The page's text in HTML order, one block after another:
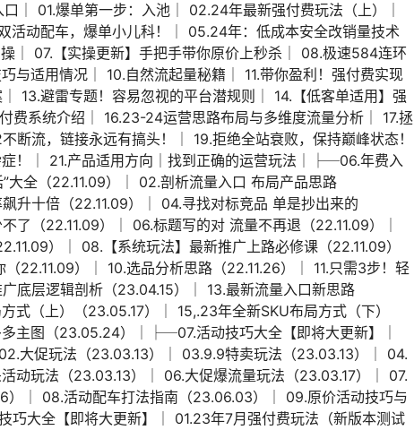
│ 01.爆单第一步：入池│ 02.24年最新强付费玩法（上）│
活动配车，爆单小儿科！│ 05.24年：低成本安全改销量技术
│ 07.【实操更新】手把手带你原价上秒杀│ 08.极速584连环
与适用情况│ 10.自然流起量秘籍│ 11.带你盈利！强付费实现
13.避雷专题！容易忽视的平台潜规则│ 14.【低客单适用】强
费系统介绍│ 16.23-24运营思路布局与多维度流量分析│ 17.拯
断流，链接永远有搞头！│ 19.拒绝全站衰败，保持巅峰状态！
症！│ 21.产品适用方向｜找到正确的运营玩法│├─06.年费入
大全（22.11.09）│ 02.剖析流量入口 布局产品思路
升十倍（22.11.09）│ 04.寻找对标竞品 单是抄出来的
了（22.11.09）│ 06.标题写的对 流量不再退（22.11.09）│
）│ 08.【系统玩法】最新推广上路必修课（22.11.09）
22.11.09）│ 10.选品分析思路（22.11.26）│ 11.只需3步！轻
底层逻辑剖析（23.04.15）│ 13.最新流量入口新思路
式（上）（23.05.17）│ 15,.23年全新SKU布局方式（下）
多主图（23.05.24）│├─07.活动技巧大全【即将大更新】│
大促玩法（23.03.13）│ 03.9.9特卖玩法（23.03.13）│ 04.
动玩法（23.03.13）│ 06.大促爆流量玩法（23.03.17）│ 07.
）│ 08.活动配车打法指南（23.06.03）│ 09.原价活动技巧与
大全【即将大更新】│ 01.23年7月强付费玩法（新版本测试